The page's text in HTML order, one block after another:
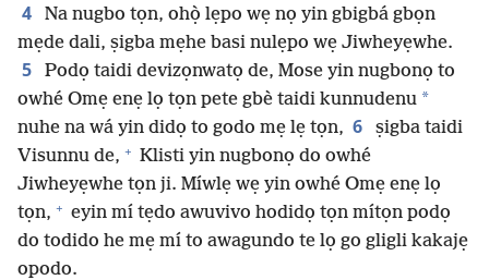
4
Na nugbo tọn, ohọ̀ lẹpo wẹ nọ yin gbigbá gbọn
mẹde dali, ṣigba mẹhe basi nulẹpo wẹ Jiwheyẹwhe.
5
Podọ taidi devizọnwatọ de, Mose yin nugbonọ to
owhé Omẹ enẹ lọ tọn pete gbè taidi kunnudenu *
nuhe na wá yin didọ to godo mẹ lẹ tọn, 6
ṣigba taidi
Visunnu de, + Klisti yin nugbonọ do owhé
Jiwheyẹwhe tọn ji. Míwlẹ wẹ yin owhé Omẹ enẹ lọ
tọn, + eyin mí tẹdo awuvivo hodidọ tọn mítọn podọ
do todido he mẹ mí to awagundo te lọ go gligli kakajẹ
opodo.